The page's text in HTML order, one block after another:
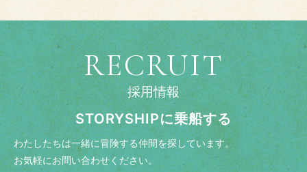
RECRUIT
採用情報
STORYSHIPに乗船する
わたしたちは一緒に冒険する仲間を探しています。
お気軽にお問い合わせください。